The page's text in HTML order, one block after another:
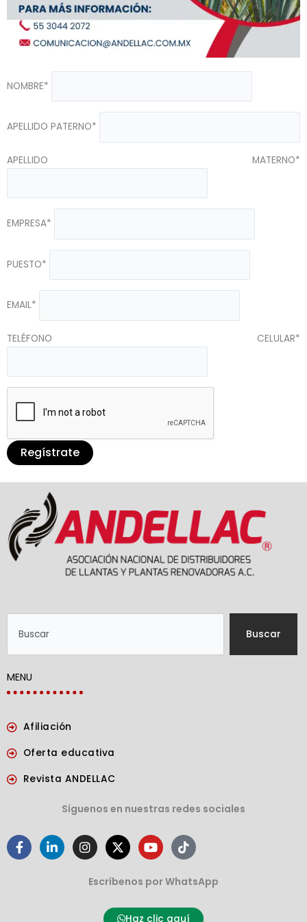
NOMBRE*
APELLIDO PATERNO*
APELLIDO MATERNO*
EMPRESA*
PUESTO*
EMAIL*
TELÉFONO CELULAR*
Buscar
MENU
Afiliación
Oferta educativa
Revista ANDELLAC
Síguenos en nuestras redes sociales
F
a
c
L
i
n
I
n
s
a
X
-
t
w
i
t
Y
o
u
t
u
e
T
i
k
t
o
Escríbenos por WhatsApp
Haz clic aquí